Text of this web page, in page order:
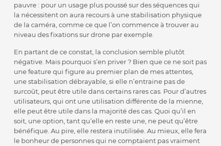
pauvre : pour un usage plus poussé sur des séquences qui
la nécessitent on aura recours à une stabilisation physique
de la caméra, comme ce que l’on commence à trouver au
niveau des fixations sur drone par exemple.
En partant de ce constat, la conclusion semble plutôt
négative. Mais pourquoi s’en priver ? Bien que ce ne soit pas
une feature qui figure au premier plan de mes attentes,
une stabilisation débrayable, si elle n’entraine pas de
surcoût, peut être utile dans certains rares cas. Pour d’autres
utilisateurs, qui ont une utilisation différente de la mienne,
elle peut être utile dans la majorité des cas. Quoi qu’il en
soit, une option, tant qu’elle en reste une, ne peut qu’être
bénéfique. Au pire, elle restera inutilisée. Au mieux, elle fera
le bonheur de personnes qui ne comptaient pas vraiment